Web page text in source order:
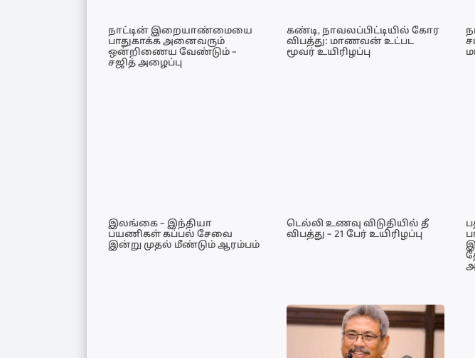
நாட்டின் இறையாண்மையை
பாதுகாக்க அனைவரும்
ஒன்றிணைய வேண்டும் –
சஜித் அழைப்பு
கண்டி, நாவலப்பிட்டியில் கோர
விபத்து: மாணவன் உட்பட
மூவர் உயிரிழப்பு
இலங்கை – இந்தியா
பயணிகள் கப்பல் சேவை
இன்று முதல் மீண்டும் ஆரம்பம்
டெல்லி உணவு விடுதியில் தீ
விபத்து – 21 பேர் உயிரிழப்பு